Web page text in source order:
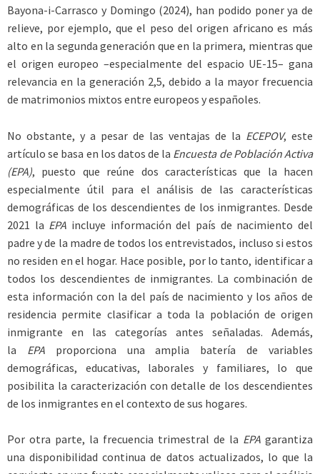
Bayona-i-Carrasco y Domingo (2024), han podido poner ya de
relieve, por ejemplo, que el peso del origen africano es más
alto en la segunda generación que en la primera, mientras que
el origen europeo –especialmente del espacio UE-15– gana
relevancia en la generación 2,5, debido a la mayor frecuencia
de matrimonios mixtos entre europeos y españoles.
No obstante, y a pesar de las ventajas de la ECEPOV, este
artículo se basa en los datos de la Encuesta de Población Activa
(EPA), puesto que reúne dos características que la hacen
especialmente útil para el análisis de las características
demográficas de los descendientes de los inmigrantes. Desde
2021 la EPA incluye información del país de nacimiento del
padre y de la madre de todos los entrevistados, incluso si estos
no residen en el hogar. Hace posible, por lo tanto, identificar a
todos los descendientes de inmigrantes. La combinación de
esta información con la del país de nacimiento y los años de
residencia permite clasificar a toda la población de origen
inmigrante en las categorías antes señaladas. Además,
la EPAproporciona una amplia batería de variables
demográficas, educativas, laborales y familiares, lo que
posibilita la caracterización con detalle de los descendientes
de los inmigrantes en el contexto de sus hogares.
Por otra parte, la frecuencia trimestral de la EPA garantiza
una disponibilidad continua de datos actualizados, lo que la